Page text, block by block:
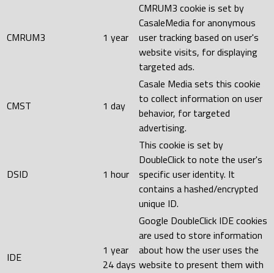
CMRUM3 1 year
CMRUM3 cookie is set by
CasaleMedia for anonymous
user tracking based on user's
website visits, for displaying
targeted ads.
CMST 1 day
Casale Media sets this cookie
to collect information on user
behavior, for targeted
advertising.
DSID 1 hour
This cookie is set by
DoubleClick to note the user's
specific user identity. It
contains a hashed/encrypted
unique ID.
IDE
1 year
24 days
Google DoubleClick IDE cookies
are used to store information
about how the user uses the
website to present them with